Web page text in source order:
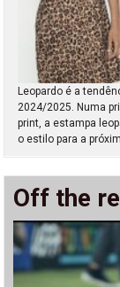
Leopardo é a
2024/2025. Numa
print, a estampa
o estilo para a
Off the